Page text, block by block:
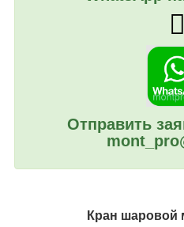
Отправить
Кран